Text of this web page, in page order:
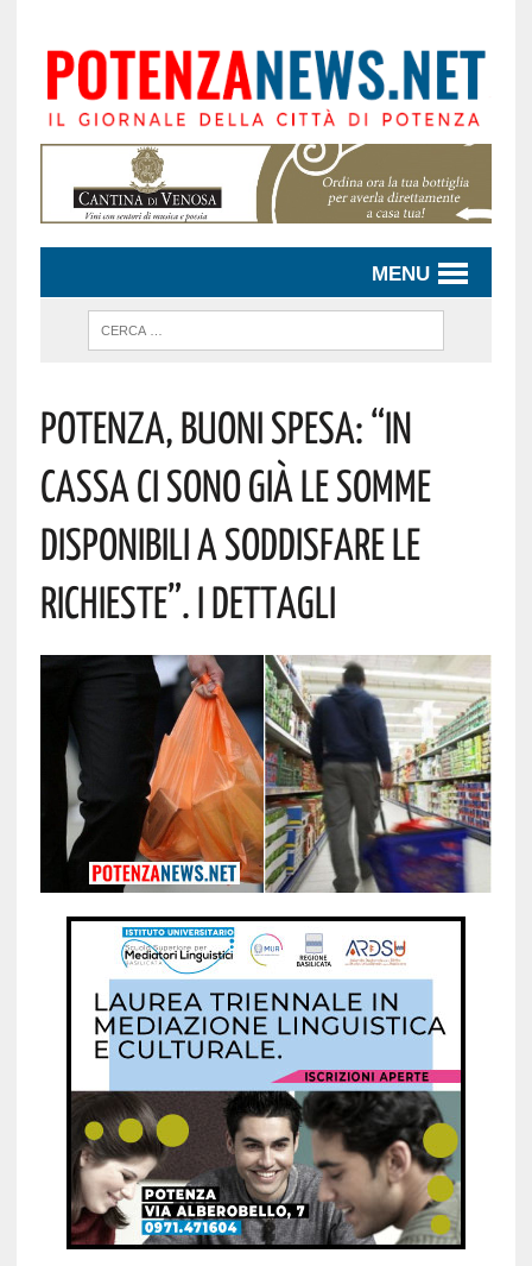
MENU
Potenza, Buoni Spesa: “In
Cassa Ci Sono Già Le Somme
Disponibili A Soddisfare Le
Richieste”. I Dettagli